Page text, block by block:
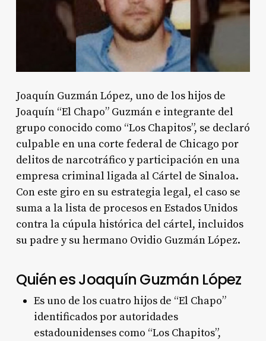
Joaquín Guzmán López, uno de los hijos de
Joaquín “El Chapo” Guzmán e integrante del
grupo conocido como “Los Chapitos”, se declaró
culpable en una corte federal de Chicago por
delitos de narcotráfico y participación en una
empresa criminal ligada al Cártel de Sinaloa.
Con este giro en su estrategia legal, el caso se
suma a la lista de procesos en Estados Unidos
contra la cúpula histórica del cártel, incluidos
su padre y su hermano Ovidio Guzmán López.
Quién es Joaquín Guzmán López
Es uno de los cuatro hijos de “El Chapo”
identificados por autoridades
estadounidenses como “Los Chapitos”,